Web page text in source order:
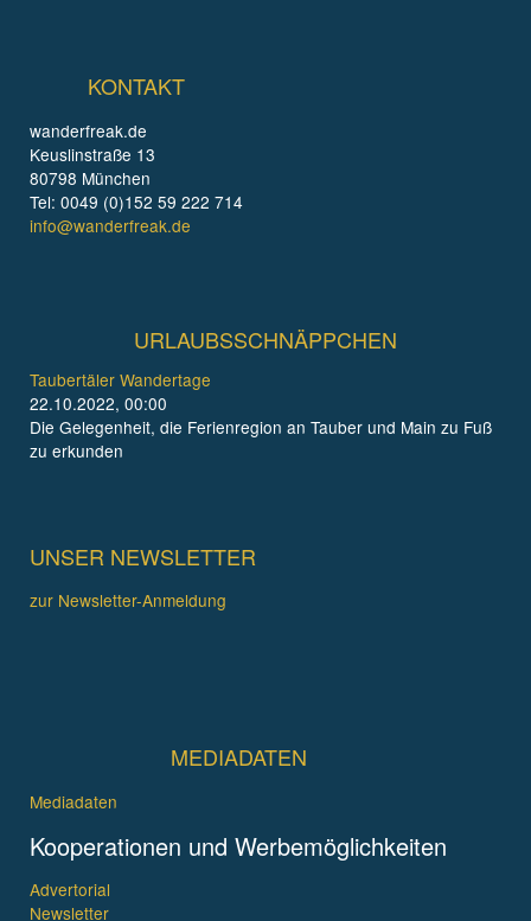
KONTAKT
wanderfreak.de
Keuslinstraße 13
80798 München
Tel: 0049 (0)152 59 222 714
info@wanderfreak.de
URLAUBSSCHNÄPPCHEN
Taubertäler Wandertage
22.10.2022, 00:00
Die Gelegenheit, die Ferienregion an Tauber und Main zu Fuß
zu erkunden
UNSER NEWSLETTER
zur Newsletter-Anmeldung
MEDIADATEN
Mediadaten
Kooperationen und Werbemöglichkeiten
Advertorial
Newsletter